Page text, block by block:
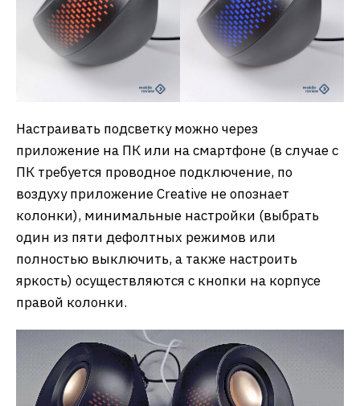
Настраивать подсветку можно через
приложение на ПК или на смартфоне (в случае с
ПК требуется проводное подключение, по
воздуху приложение Creative не опознает
колонки), минимальные настройки (выбрать
один из пяти дефолтных режимов или
полностью выключить, а также настроить
яркость) осуществляются с кнопки на корпусе
правой колонки.